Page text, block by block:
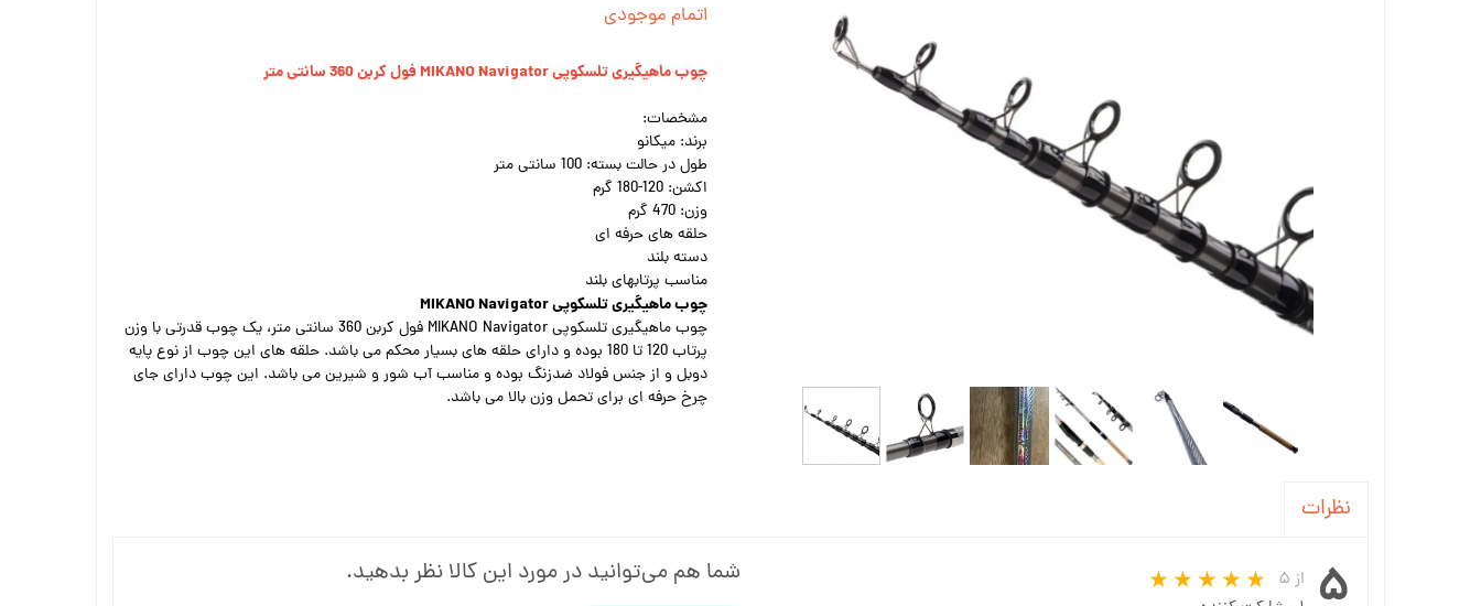
اتمام موجودی
چوب ماهیگیری تلسکوپی MIKANO Navigator فول کربن 360 سانتی متر
مشخصات:
برند: میکانو
طول در حالت بسته: 100 سانتی متر
اکشن: 120-180 گرم
وزن: 470 گرم
حلقه های حرفه ای
دسته بلند
مناسب پرتابهای بلند
چوب ماهیگیری تلسکوپی MIKANO Navigator
چوب ماهیگیری تلسکوپی MIKANO Navigator فول کربن 360 سانتی متر، یک چوب قدرتی با وزن
پرتاب 120 تا 180 بوده و دارای حلقه های بسیار محکم می باشد. حلقه های این چوب از نوع پایه
دوبل و از جنس فولاد ضدزنگ بوده و مناسب آب شور و شیرین می باشد. این چوب دارای جای
چرخ حرفه ای برای تحمل وزن بالا می باشد.
نظرات
۵
از ۵
شما هم می‌توانید در مورد این کالا نظر بدهید.